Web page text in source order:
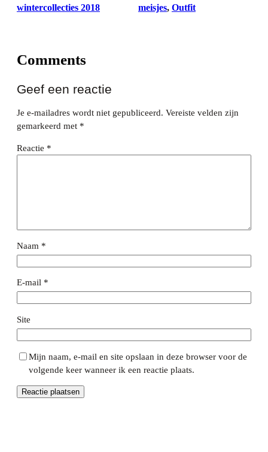
wintercollecties 2018
meisjes, Outfit
Comments
Geef een reactie
Je e-mailadres wordt niet gepubliceerd. Vereiste velden zijn
gemarkeerd met *
Reactie *
Naam *
E-mail *
Site
Mijn naam, e-mail en site opslaan in deze browser voor de
volgende keer wanneer ik een reactie plaats.